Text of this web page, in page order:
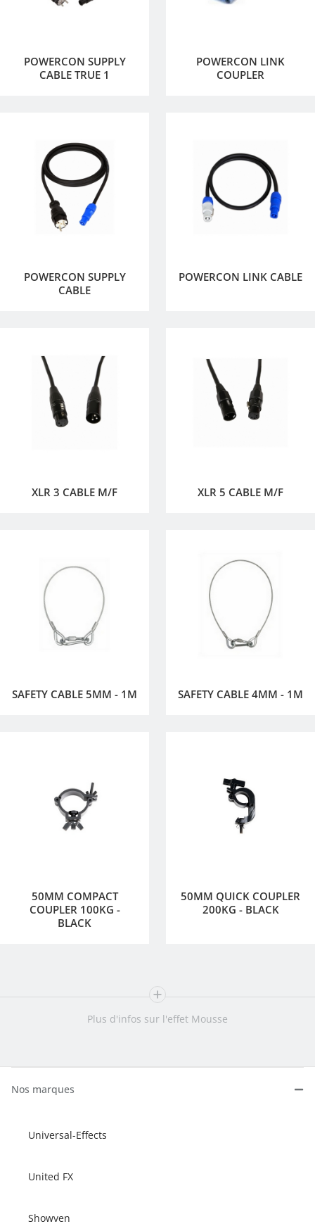
POWERCON SUPPLY
CABLE TRUE 1
POWERCON LINK
COUPLER
POWERCON SUPPLY
CABLE
POWERCON LINK CABLE
XLR 3 CABLE M/F XLR 5 CABLE M/F
SAFETY CABLE 5MM - 1M SAFETY CABLE 4MM - 1M
50MM COMPACT
COUPLER 100KG -
BLACK
50MM QUICK COUPLER
200KG - BLACK
Plus d'infos sur l'effet Mousse
Nos marques
Universal-Effects
United FX
Showven